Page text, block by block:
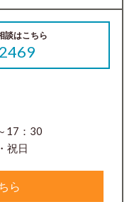
談はこちら
17：30
祝日
ら